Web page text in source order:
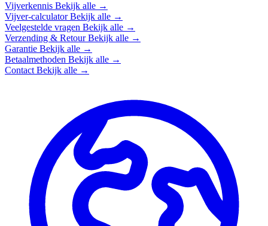
Vijverkennis Bekijk alle →
Vijver-calculatorBekijk alle →
Veelgestelde vragen Bekijk alle →
Verzending & RetourBekijk alle →
Garantie Bekijk alle →
Betaalmethoden Bekijk alle →
Contact Bekijk alle →